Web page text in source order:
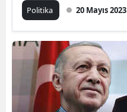
Politika 20 Mayıs 2023